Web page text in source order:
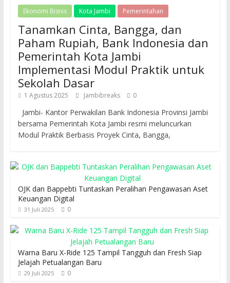
Ekonomi Bisnis Kota Jambi Pemerintahan
Tanamkan Cinta, Bangga, dan
Paham Rupiah, Bank Indonesia dan
Pemerintah Kota Jambi
Implementasi Modul Praktik untuk
Sekolah Dasar
1 Agustus 2025 Jambibreaks 0
Jambi- Kantor Perwakilan Bank Indonesia Provinsi Jambi
bersama Pemerintah Kota Jambi resmi meluncurkan
Modul Praktik Berbasis Proyek Cinta, Bangga,
OJK dan Bappebti Tuntaskan Peralihan Pengawasan Aset
Keuangan Digital
31 Juli 2025 0
Warna Baru X-Ride 125 Tampil Tangguh dan Fresh Siap
Jelajah Petualangan Baru
29 Juli 2025 0